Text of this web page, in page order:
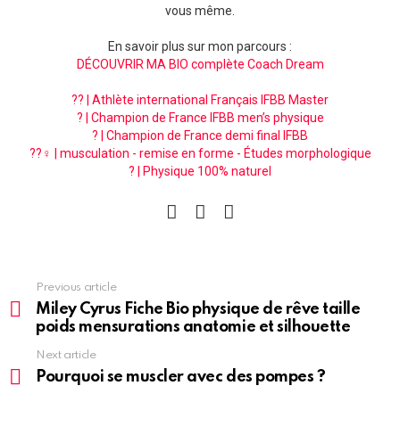
vous même.
En savoir plus sur mon parcours :
DÉCOUVRIR MA BIO complète Coach Dream
?? | Athlète international Français IFBB Master
? | Champion de France IFBB men’s physique
? | Champion de France demi final IFBB
??‍♀️ | musculation - remise en forme - Études morphologique
? | Physique 100% naturel
more
Previous article
Miley Cyrus Fiche Bio physique de rêve taille
poids mensurations anatomie et silhouette
Next article
Pourquoi se muscler avec des pompes ?